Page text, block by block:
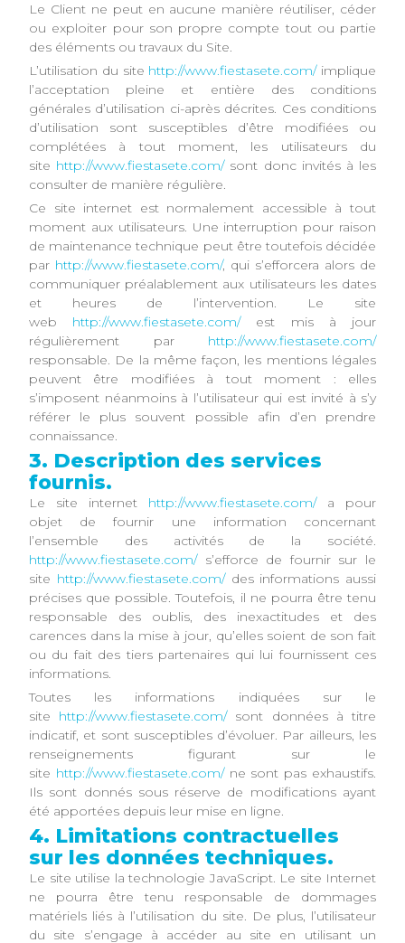
Le Client ne peut en aucune manière réutiliser, céder
ou exploiter pour son propre compte tout ou partie
des éléments ou travaux du Site.
L’utilisation du site http://www.fiestasete.com/implique
l’acceptation pleine et entière des conditions
générales d’utilisation ci-après décrites. Ces conditions
d’utilisation sont susceptibles d’être modifiées ou
complétées à tout moment, les utilisateurs du
site http://www.fiestasete.com/sont donc invités à les
consulter de manière régulière.
Ce site internet est normalement accessible à tout
moment aux utilisateurs. Une interruption pour raison
de maintenance technique peut être toutefois décidée
par http://www.fiestasete.com/, qui s’efforcera alors de
communiquer préalablement aux utilisateurs les dates
et heures de l’intervention. Le site
web http://www.fiestasete.com/est mis à jour
régulièrement par http://www.fiestasete.com/
responsable. De la même façon, les mentions légales
peuvent être modifiées à tout moment : elles
s’imposent néanmoins à l’utilisateur qui est invité à s’y
référer le plus souvent possible afin d’en prendre
connaissance.
3. Description des services
fournis.
Le site internet http://www.fiestasete.com/a pour
objet de fournir une information concernant
l’ensemble des activités de la société.
http://www.fiestasete.com/s’efforce de fournir sur le
site http://www.fiestasete.com/des informations aussi
précises que possible. Toutefois, il ne pourra être tenu
responsable des oublis, des inexactitudes et des
carences dans la mise à jour, qu’elles soient de son fait
ou du fait des tiers partenaires qui lui fournissent ces
informations.
Toutes les informations indiquées sur le
site http://www.fiestasete.com/sont données à titre
indicatif, et sont susceptibles d’évoluer. Par ailleurs, les
renseignements figurant sur le
site http://www.fiestasete.com/ne sont pas exhaustifs.
Ils sont donnés sous réserve de modifications ayant
été apportées depuis leur mise en ligne.
4. Limitations contractuelles
sur les données techniques.
Le site utilise la technologie JavaScript. Le site Internet
ne pourra être tenu responsable de dommages
matériels liés à l’utilisation du site. De plus, l’utilisateur
du site s’engage à accéder au site en utilisant un